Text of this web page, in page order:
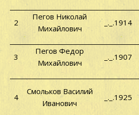
2
Пегов Николай
Михайлович
_._.1914
3
Пегов Федор
Михайлович
_._.1907
4
Смольков Василий
Иванович
_._.1925